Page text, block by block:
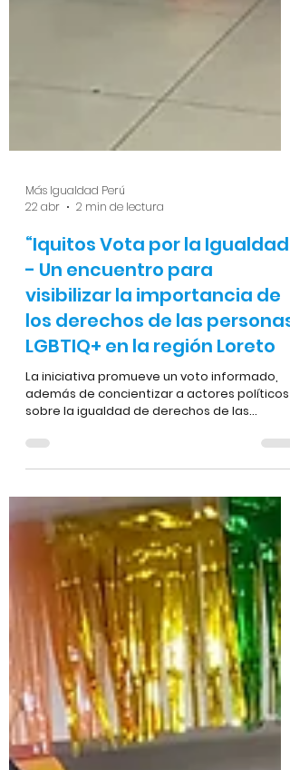
Más Igualdad Perú
22 abr
2 min de lectura
“Iquitos Vota por la Igualdad”
- Un encuentro para
visibilizar la importancia de
los derechos de las personas
LGBTIQ+ en la región Loreto
La iniciativa promueve un voto informado,
además de concientizar a actores políticos
personas LGBTI en el marco del proceso
electoral 2026. Organizaciones LGTBI de la
ciudad de Iquitos realizaron un encuentro
regional con partidos políticos y
candidaturas al Senado y la Cámara de
Diputados, en el marco de las Elecciones
Generales 2026, durante el cual presentaron
oficialmente la campaña “Iquitos Vota por la
Igualdad”. El evento reunió a au